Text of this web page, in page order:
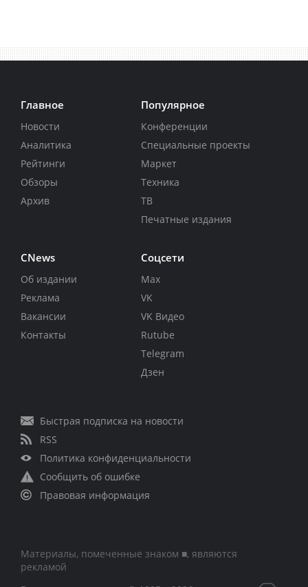
Главное
Новости
Аналитика
Рейтинги
Обзоры
Архив
Популярное
Конференции
Специальные проекты
Маркет
Техника
ТВ
Печатные издания
CNews
Об издании
Реклама
Вакансии
Контакты
Соцсети
Max
VK
VK Видео
Rutube
Telegram
Дзен
Быстрая подписка на новости
RSS
Политика конфиденциальности
Сообщить об ошибке
Правовая информация
Материалы, помеченные знаком ■, являются
рекламой